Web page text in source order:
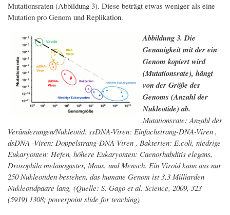
Mutationsraten (Abbildung 3). Diese beträgt etwas weniger als eine
Mutation pro Genom und Replikation.
Abbildung 3. Die
Genauigkeit mit der ein
Genom kopiert wird
(Mutationsrate), hängt
von der Größe des
Genoms (Anzahl der
Nukleotide) ab.
Mutationsrate: Anzahl der
Veränderungen/Nukleotid. ssDNA-Viren: Einfachstrang-DNA-Viren ,
dsDNA -Viren: Doppelstrang-DNA-Viren , Bakterien: E.coli, niedrige
Eukaryonten: Hefen, höhere Eukaryonten: Caenorhabditis elegans,
Drosophila melanogaster, Maus, und Mensch. Ein Viroid kann aus nur
250 Nukleotiden bestehen, das humane Genom ist 3,3 Milliarden
Nukleotidpaare lang, (Quelle: S. Gago et al. Science, 2009, 323
(5919) 1308; powerpoint slide for teaching)